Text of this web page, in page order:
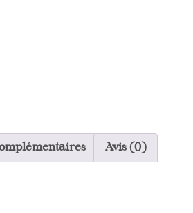
Avis (0)